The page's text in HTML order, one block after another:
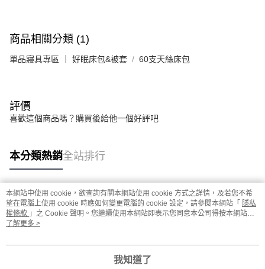
商品相關分類 (1)
單品寢具專區 ｜ 好眠床包&被套 60支天絲床包
評價
喜歡這個商品嗎？購買後給他一個好評吧
本分類熱銷全站排行
熱門標籤
本網站中使用 cookie，欲查詢有關本網站使用 cookie 方式之詳情，及若您不希
望在電腦上使用 cookie 時應如何變更電腦的 cookie 設定，請參閱本網站「 隱私
權條款 」之 Cookie 聲明。您繼續使用本網站即表示您同意本公司得按本網站使
用條款之 Cookie 聲明使用 cookie。
了解更多 >
我知道了